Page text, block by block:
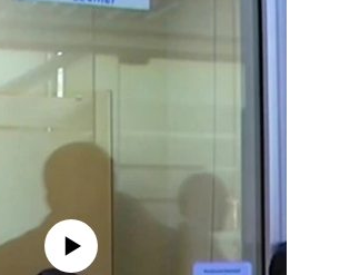
source currently available